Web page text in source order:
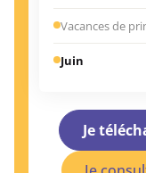
Vacances de
Juin
Je